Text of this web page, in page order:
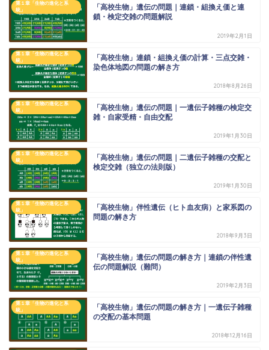
第１章「生物の進化と系
統」
「高校生物」遺伝の問題｜連鎖・組換え価と連
鎖・検定交雑の問題解説
2019年2月1日
第１章「生物の進化と系
統」
「高校生物」連鎖・組換え価の計算・三点交雑・
染色体地図の問題の解き方
2018年8月26日
第１章「生物の進化と系
統」
「高校生物」遺伝の問題｜一遺伝子雑種の検定交
雑・自家受精・自由交配
2019年1月30日
第１章「生物の進化と系
統」
「高校生物」遺伝の問題｜二遺伝子雑種の交配と
検定交雑（独立の法則版）
2019年1月30日
第１章「生物の進化と系
統」
「高校生物」伴性遺伝（ヒト血友病）と家系図の
問題の解き方
2018年9月3日
第１章「生物の進化と系
統」
「高校生物」遺伝の問題の解き方｜連鎖の伴性遺
伝の問題解説（難問）
2019年2月3日
第１章「生物の進化と系
統」
「高校生物」遺伝の問題の解き方｜一遺伝子雑種
の交配の基本問題
2018年12月16日